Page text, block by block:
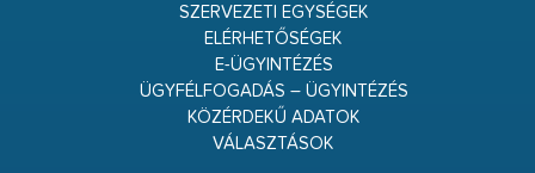
SZERVEZETI EGYSÉGEK
ELÉRHETŐSÉGEK
E-ÜGYINTÉZÉS
ÜGYFÉLFOGADÁS – ÜGYINTÉZÉS
KÖZÉRDEKŰ ADATOK
VÁLASZTÁSOK